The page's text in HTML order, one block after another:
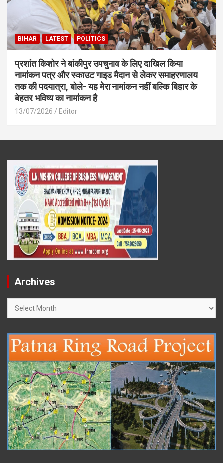
BIHAR LATEST POLITICS
प्रशांत किशोर ने बांकीपुर उपचुनाव के लिए दाखिल किया
नामांकन पत्र और स्काउट गाइड मैदान से लेकर समाहरणालय
तक की पदयात्रा, बोले- यह मेरा नामांकन नहीं बल्कि बिहार के
बेहतर भविष्य का नामांकन है
13/07/2026 Editor
Archives